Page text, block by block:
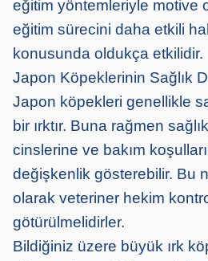
eğitim yöntemleriyle motive
eğitim sürecini daha etkili
konusunda oldukça etkilidir.
Japon Köpeklerinin Sağlık
Japon köpekleri genellikle
bir ırktır. Buna rağmen
cinslerine ve bakım
değişkenlik gösterebilir. Bu
olarak veteriner hekim
götürülmelidirler.
Bildiğiniz üzere büyük ırk